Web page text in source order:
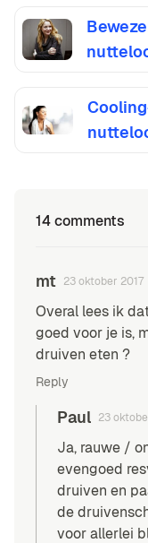
14 comments
mt 23 oktober 2017
Overal lees ik
goed voor je is,
druiven eten ?
Reply
Paul 23
Ja, rauwe /
evengoed
druiven en
de
voor allerlei